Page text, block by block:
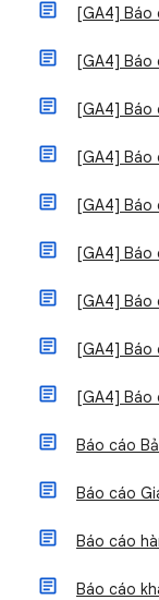
[GA4] Báo
[GA4] Báo
[GA4] Báo
[GA4] Báo
[GA4] Báo
[GA4] Báo
[GA4] Báo
[GA4] Báo
[GA4] Báo
Báo cáo
Báo cáo
Báo cáo
Báo cáo